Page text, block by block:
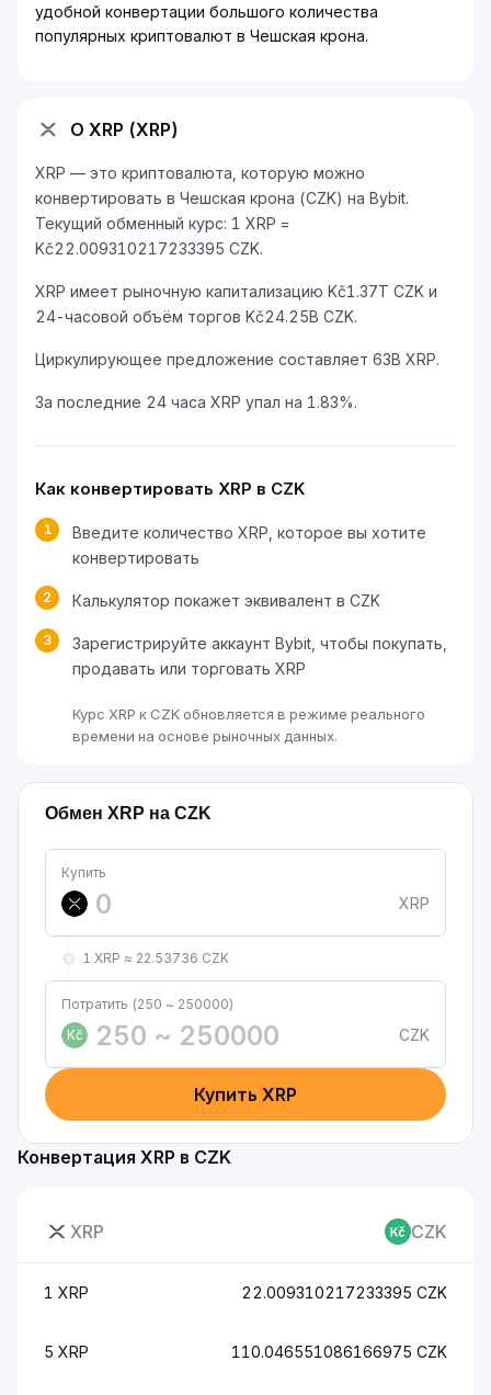
удобной конвертации большого количества
популярных криптовалют в Чешская крона.
О XRP (XRP)
XRP — это криптовалюта, которую можно
конвертировать в Чешская крона (CZK) на Bybit.
Текущий обменный курс: 1 XRP =
Kč22.009310217233395 CZK.
XRP имеет рыночную капитализацию Kč1.37T CZK и
24-часовой объём торгов Kč24.25B CZK.
Циркулирующее предложение составляет 63B XRP.
За последние 24 часа XRP упал на 1.83%.
Как конвертировать XRP в CZK
1
Введите количество XRP, которое вы хотите
конвертировать
2 Калькулятор покажет эквивалент в CZK
3
Зарегистрируйте аккаунт Bybit, чтобы покупать,
продавать или торговать XRP
Курс XRP к CZK обновляется в режиме реального
времени на основе рыночных данных.
Обмен XRP на CZK
Купить
XRP
1 XRP ≈ 22.53736 CZK
Потратить (250 ~ 250000)
Kč
CZK
Купить XRP
Конвертация XRP в CZK
XRP CZK
1 XRP 22.009310217233395 CZK
5 XRP 110.046551086166975 CZK